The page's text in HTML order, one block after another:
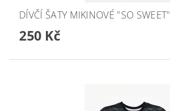
DÍVČÍ ŠATY MIKINOVÉ "SO SWEET"
250 Kč